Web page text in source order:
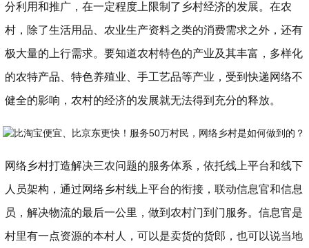
分利用和推广，在一定程度上限制了乡村经济的发展。在农
村，除了生活用品、农业生产资料之类的消费需求之外，还有
极大量的上行需求。要知道农村特色的产业及其丰富，多样化
的农特产品、特色养殖业、手工艺品等产业，受到快递网络不
健全的影响，农村的经济的发展就无法得到充分的释放。
网络乡村打造解决三农问题的服务体系，依托线上平台和线下
人员架构，通过网络乡村线上平台的衔接，联动信息官和信息
员，解决物流的最后一公里，做到农村门到门服务。信息官是
村里有一点资源的本村人，可以是卖货的货郎，也可以说当地